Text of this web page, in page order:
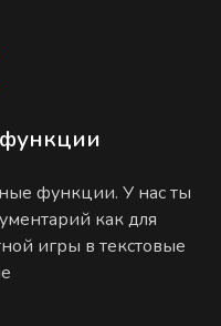
функции. У нас ты
как для
игры в текстовые